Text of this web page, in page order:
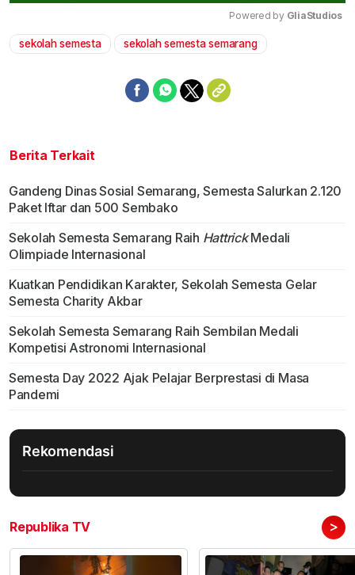
Powered by GliaStudios
sekolah semesta sekolah semesta semarang
Berita Terkait
Gandeng Dinas Sosial Semarang, Semesta Salurkan 2.120
Paket Iftar dan 500 Sembako
Sekolah Semesta Semarang Raih HattrickMedali
Olimpiade Internasional
Kuatkan Pendidikan Karakter, Sekolah Semesta Gelar
Semesta Charity Akbar
Sekolah Semesta Semarang Raih Sembilan Medali
Kompetisi Astronomi Internasional
Semesta Day 2022 Ajak Pelajar Berprestasi di Masa
Pandemi
Rekomendasi
Republika TV >